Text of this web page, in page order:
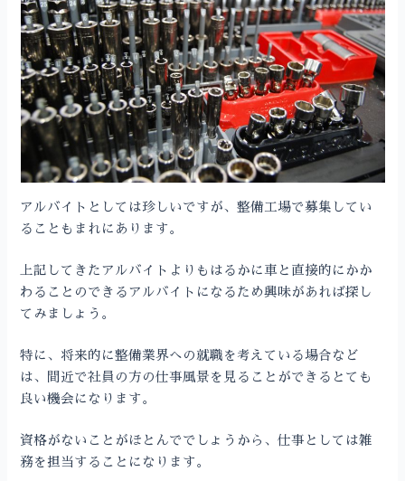
アルバイトとしては珍しいですが、整備工場で募集してい
ることもまれにあります。
上記してきたアルバイトよりもはるかに車と直接的にかか
わることのできるアルバイトになるため興味があれば探し
てみましょう。
特に、将来的に整備業界への就職を考えている場合など
は、間近で社員の方の仕事風景を見ることができるとても
良い機会になります。
資格がないことがほとんででしょうから、仕事としては雑
務を担当することになります。